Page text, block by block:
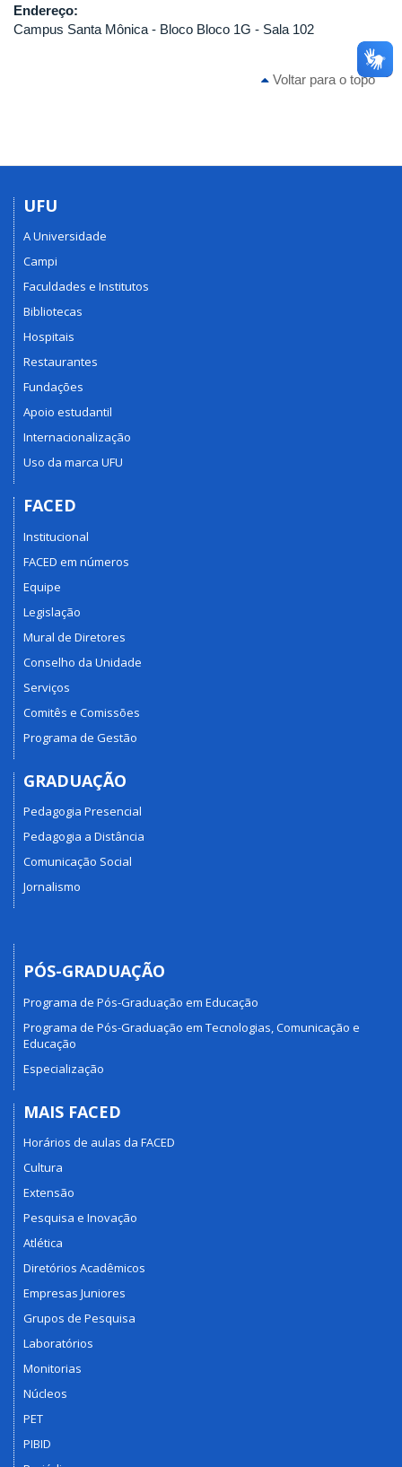
Endereço:
Campus Santa Mônica - Bloco Bloco 1G - Sala 102
Voltar para o topo
UFU
A Universidade
Campi
Faculdades e Institutos
Bibliotecas
Hospitais
Restaurantes
Fundações
Apoio estudantil
Internacionalização
Uso da marca UFU
FACED
Institucional
FACED em números
Equipe
Legislação
Mural de Diretores
Conselho da Unidade
Serviços
Comitês e Comissões
Programa de Gestão
GRADUAÇÃO
Pedagogia Presencial
Pedagogia a Distância
Comunicação Social
Jornalismo
PÓS-GRADUAÇÃO
Programa de Pós-Graduação em Educação
Programa de Pós-Graduação em Tecnologias, Comunicação e
Educação
Especialização
MAIS FACED
Horários de aulas da FACED
Cultura
Extensão
Pesquisa e Inovação
Atlética
Diretórios Acadêmicos
Empresas Juniores
Grupos de Pesquisa
Laboratórios
Monitorias
Núcleos
PET
PIBID